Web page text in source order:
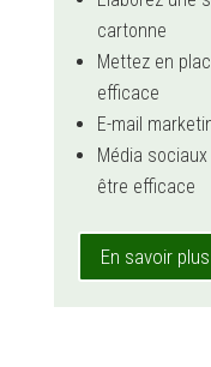
cartonne
Mettez en
efficace
E-mail
Média
être efficace
En savoir plus